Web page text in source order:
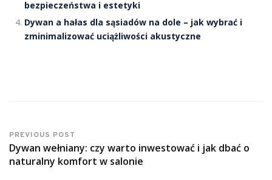
bezpieczeństwa i estetyki
Dywan a hałas dla sąsiadów na dole – jak wybrać i
zminimalizować uciążliwości akustyczne
PREVIOUS POST
Dywan wełniany: czy warto inwestować i jak dbać o
naturalny komfort w salonie